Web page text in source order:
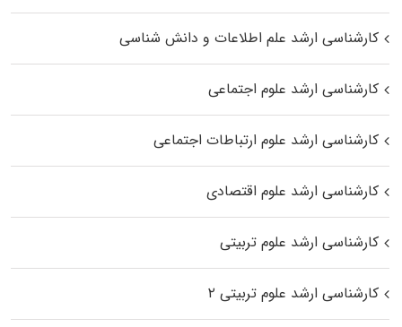
کارشناسی ارشد علم اطلاعات و دانش شناسی
کارشناسی ارشد علوم اجتماعی
کارشناسی ارشد علوم ارتباطات اجتماعی
کارشناسی ارشد علوم اقتصادی
کارشناسی ارشد علوم تربیتی
کارشناسی ارشد علوم تربیتی ۲